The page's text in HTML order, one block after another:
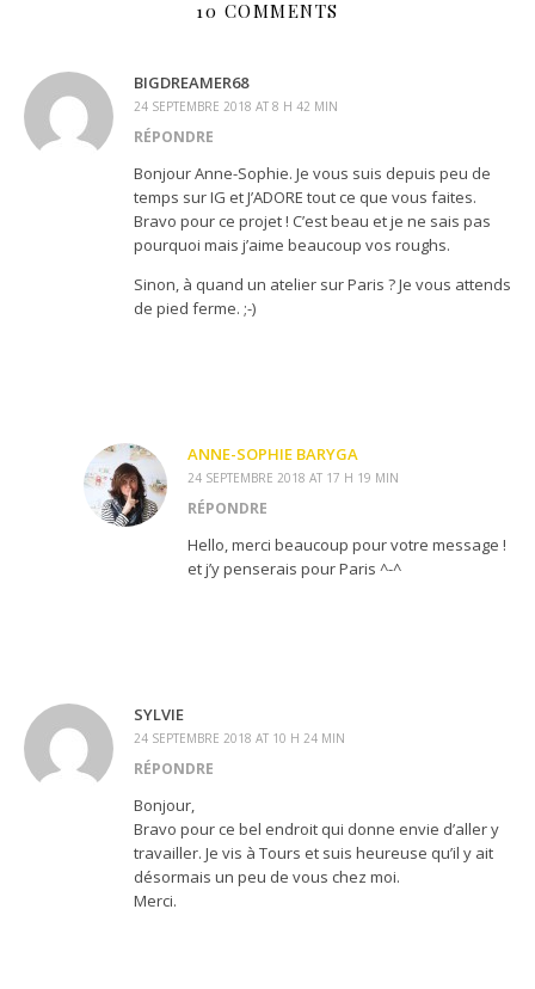
10 COMMENTS
BIGDREAMER68
24 SEPTEMBRE 2018 AT 8 H 42 MIN
RÉPONDRE
Bonjour Anne-Sophie. Je vous suis depuis peu de
temps sur IG et J’ADORE tout ce que vous faites.
Bravo pour ce projet ! C’est beau et je ne sais pas
pourquoi mais j’aime beaucoup vos roughs.
Sinon, à quand un atelier sur Paris ? Je vous attends
de pied ferme. ;-)
ANNE-SOPHIE BARYGA
24 SEPTEMBRE 2018 AT 17 H 19 MIN
RÉPONDRE
Hello, merci beaucoup pour votre message !
et j’y penserais pour Paris ^-^
SYLVIE
24 SEPTEMBRE 2018 AT 10 H 24 MIN
RÉPONDRE
Bonjour,
Bravo pour ce bel endroit qui donne envie d’aller y
travailler. Je vis à Tours et suis heureuse qu’il y ait
désormais un peu de vous chez moi.
Merci.